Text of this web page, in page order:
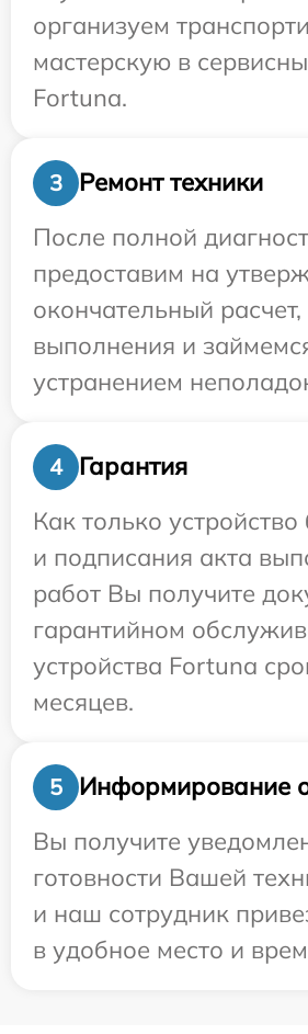
организуем
мастерскую в
Fortuna.
3
Ремонт техники
После полной
предоставим на
окончательный
выполнения и
устранением
4
Гарантия
Как только устройство
и подписания акта
работ Вы получите
гарантийном
устройства Fortuna
месяцев.
5
Информирование о
Вы получите
готовности Вашей
и наш сотрудник
в удобное место и